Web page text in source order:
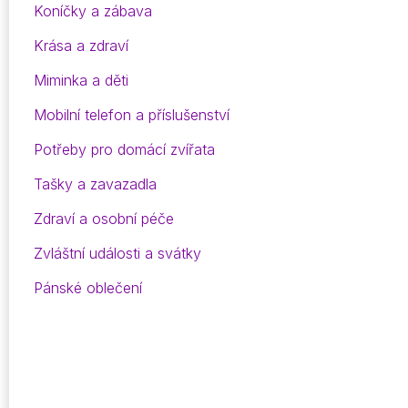
Koníčky a zábava
Krása a zdraví
Miminka a děti
Mobilní telefon a příslušenství
Potřeby pro domácí zvířata
Tašky a zavazadla
Zdraví a osobní péče
Zvláštní události a svátky
Pánské oblečení